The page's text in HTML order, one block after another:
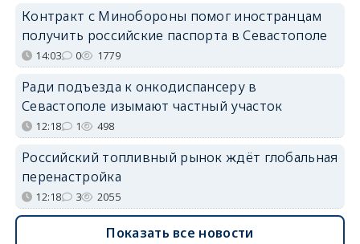
Контракт с Минобороны помог иностранцам
получить российские паспорта в Севастополе
14:03 0 1779
Ради подъезда к онкодиспансеру в
Севастополе изымают частный участок
12:18 1 498
Российский топливный рынок ждёт глобальная
перенастройка
12:18 3 2055
Показать все новости